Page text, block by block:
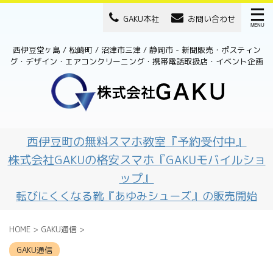
GAKU本社 お問い合わせ
西伊豆堂ヶ島 / 松崎町 / 沼津市三津 / 静岡市 - 新聞販売・ポスティン
グ・デザイン・エアコンクリーニング・携帯電話取扱店・イベント企画
西伊豆町の無料スマホ教室『予約受付中』
株式会社GAKUの格安スマホ『GAKUモバイルショ
ップ』
転びにくくなる靴『あゆみシューズ』の販売開始
HOME > GAKU通信 >
GAKU通信